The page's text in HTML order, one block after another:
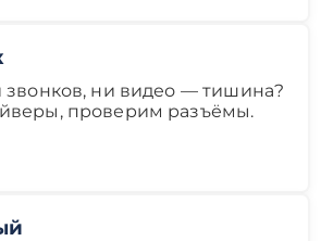
ни видео — тишина?
проверим разъёмы.